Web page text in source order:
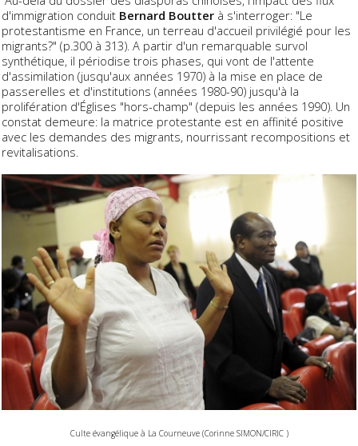
d'immigration conduit Bernard Boutter à s'interroger: "Le
protestantisme en France, un terreau d'accueil privilégié pour les
migrants?" (p.300 à 313). A partir d'un remarquable survol
synthétique, il périodise trois phases, qui vont de l'attente
d'assimilation (jusqu'aux années 1970) à la mise en place de
passerelles et d'institutions (années 1980-90) jusqu'à la
prolifération d'Églises "hors-champ" (depuis les années 1990). Un
constat demeure: la matrice protestante est en affinité positive
avec les demandes des migrants, nourrissant recompositions et
revitalisations.
Culte évangélique à La Courneuve (Corinne SIMON/CIRIC )